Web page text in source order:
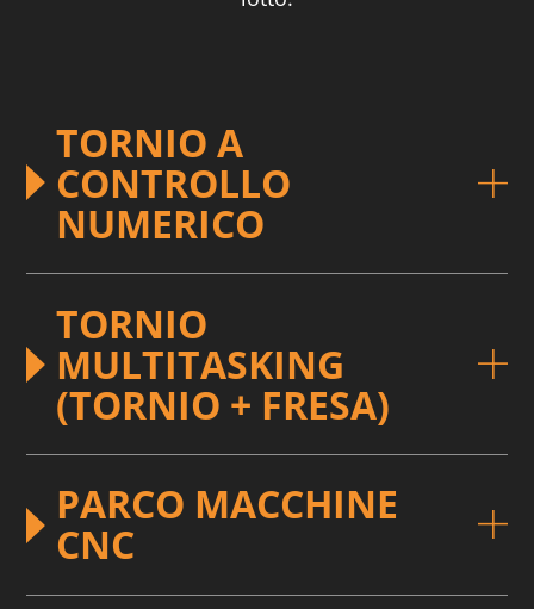
TORNIO A
CONTROLLO
NUMERICO
TORNIO
MULTITASKING
(TORNIO + FRESA)
PARCO MACCHINE
CNC